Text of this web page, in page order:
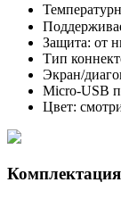
Защита: от
Тип
Экран/
Micro-USB
Цвет:
Комплектация